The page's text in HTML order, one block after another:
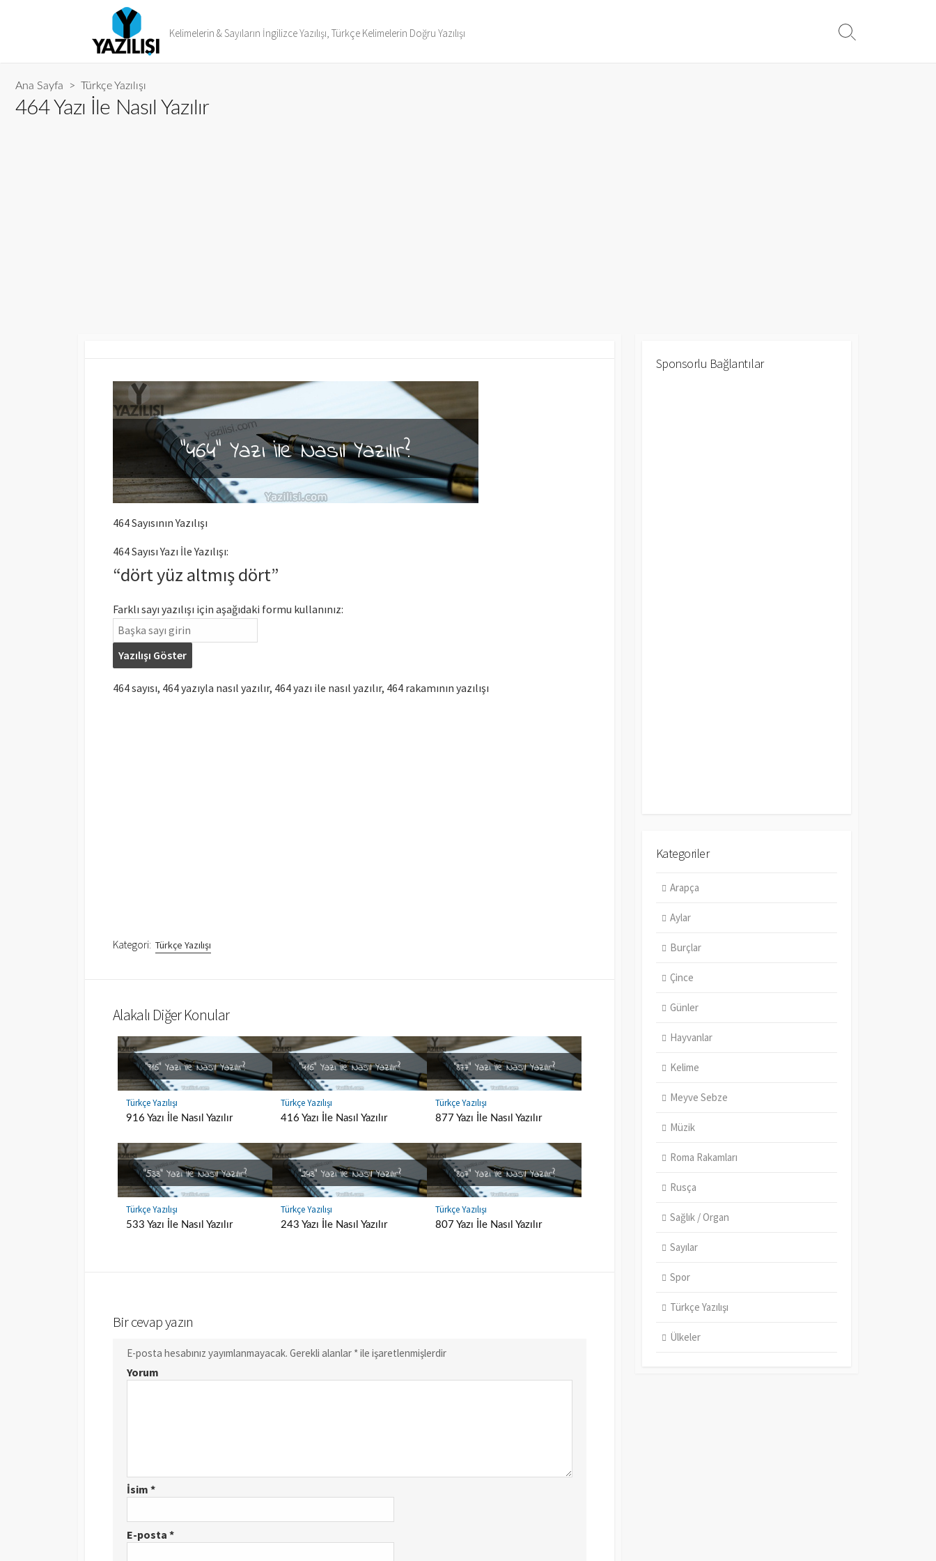
Kelimelerin & Sayıların İngilizce Yazılışı, Türkçe Kelimelerin Doğru Yazılışı
Ana Sayfa >Türkçe Yazılışı
464 Yazı İle Nasıl Yazılır
464 Sayısının Yazılışı
464 Sayısı Yazı İle Yazılışı:
“dört yüz altmış dört”
Farklı sayı yazılışı için aşağıdaki formu kullanınız:
Yazılışı Göster
464 sayısı, 464 yazıyla nasıl yazılır, 464 yazı ile nasıl yazılır, 464 rakamının yazılışı
Kategori: Türkçe Yazılışı
Alakalı Diğer Konular
Türkçe Yazılışı
916 Yazı İle Nasıl Yazılır
Türkçe Yazılışı
416 Yazı İle Nasıl Yazılır
Türkçe Yazılışı
877 Yazı İle Nasıl Yazılır
Türkçe Yazılışı
533 Yazı İle Nasıl Yazılır
Türkçe Yazılışı
243 Yazı İle Nasıl Yazılır
Türkçe Yazılışı
807 Yazı İle Nasıl Yazılır
Bir cevap yazın
E-posta hesabınız yayımlanmayacak. Gerekli alanlar *ile işaretlenmişlerdir
Yorum
İsim *
E-posta *
Sponsorlu Bağlantılar
Kategoriler
Arapça
Aylar
Burçlar
Çince
Günler
Hayvanlar
Kelime
Meyve Sebze
Müzik
Roma Rakamları
Rusça
Sağlık / Organ
Sayılar
Spor
Türkçe Yazılışı
Ülkeler